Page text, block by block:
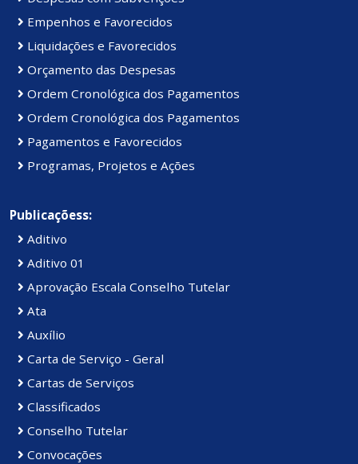
Empenhos e Favorecidos
Liquidações e Favorecidos
Orçamento das Despesas
Ordem Cronológica dos Pagamentos
Ordem Cronológica dos Pagamentos
Pagamentos e Favorecidos
Programas, Projetos e Ações
Publicaçõess:
Aditivo
Aditivo 01
Aprovação Escala Conselho Tutelar
Ata
Auxílio
Carta de Serviço - Geral
Cartas de Serviços
Classificados
Conselho Tutelar
Convocações